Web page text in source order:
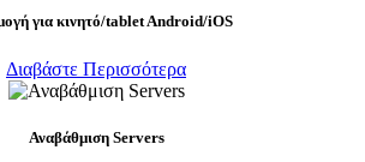
για κινητό/tablet Android/iOS
Διαβάστε Περισσότερα
Αναβάθμιση Servers